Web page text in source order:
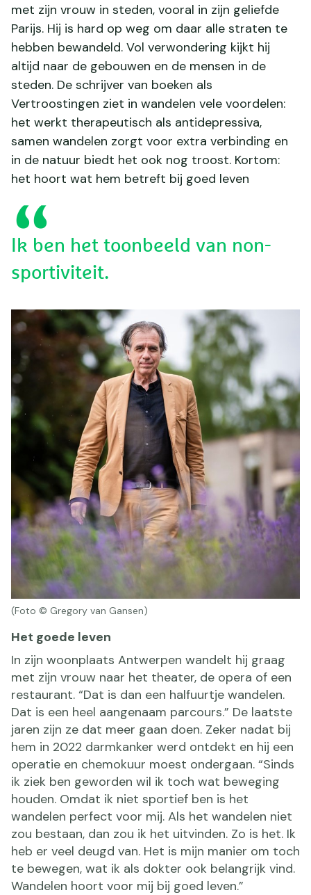
met zijn vrouw in steden, vooral in zijn geliefde
Parijs. Hij is hard op weg om daar alle straten te
hebben bewandeld. Vol verwondering kijkt hij
altijd naar de gebouwen en de mensen in de
steden. De schrijver van boeken als
Vertroostingen ziet in wandelen vele voordelen:
het werkt therapeutisch als antidepressiva,
samen wandelen zorgt voor extra verbinding en
in de natuur biedt het ook nog troost. Kortom:
het hoort wat hem betreft bij goed leven
Ik ben het toonbeeld van non-
sportiviteit.
(Foto © Gregory van Gansen)
Het goede leven
In zijn woonplaats Antwerpen wandelt hij graag
met zijn vrouw naar het theater, de opera of een
restaurant. “Dat is dan een halfuurtje wandelen.
Dat is een heel aangenaam parcours.” De laatste
jaren zijn ze dat meer gaan doen. Zeker nadat bij
hem in 2022 darmkanker werd ontdekt en hij een
operatie en chemokuur moest ondergaan. “Sinds
ik ziek ben geworden wil ik toch wat beweging
houden. Omdat ik niet sportief ben is het
wandelen perfect voor mij. Als het wandelen niet
zou bestaan, dan zou ik het uitvinden. Zo is het. Ik
heb er veel deugd van. Het is mijn manier om toch
te bewegen, wat ik als dokter ook belangrijk vind.
Wandelen hoort voor mij bij goed leven.”